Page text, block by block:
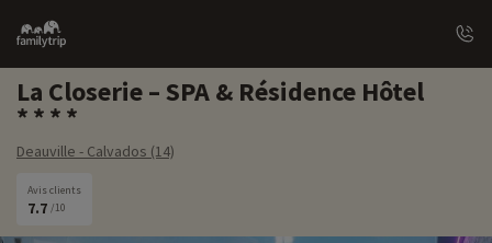
Family
trip
La Closerie – SPA & Résidence Hôtel
Deauville - Calvados (14)
Avis clients
7.7 /10